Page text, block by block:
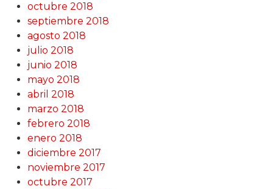
octubre 2018
septiembre 2018
agosto 2018
julio 2018
junio 2018
mayo 2018
abril 2018
marzo 2018
febrero 2018
enero 2018
diciembre 2017
noviembre 2017
octubre 2017